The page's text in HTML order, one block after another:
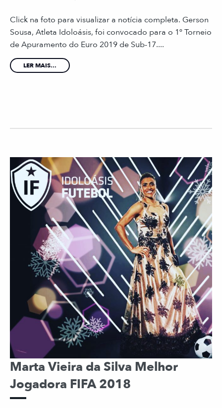
Click na foto para visualizar a notícia completa. Gerson
Sousa, Atleta Idoloásis, foi convocado para o 1º Torneio
de Apuramento do Euro 2019 de Sub-17....
LER MAIS...
Marta Vieira da Silva Melhor
Jogadora FIFA 2018